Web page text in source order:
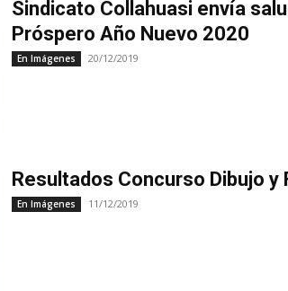
Sindicato Collahuasi envía
Próspero Año Nuevo 2020
En Imágenes 20/12/2019
Resultados Concurso Dibujo
En Imágenes 11/12/2019